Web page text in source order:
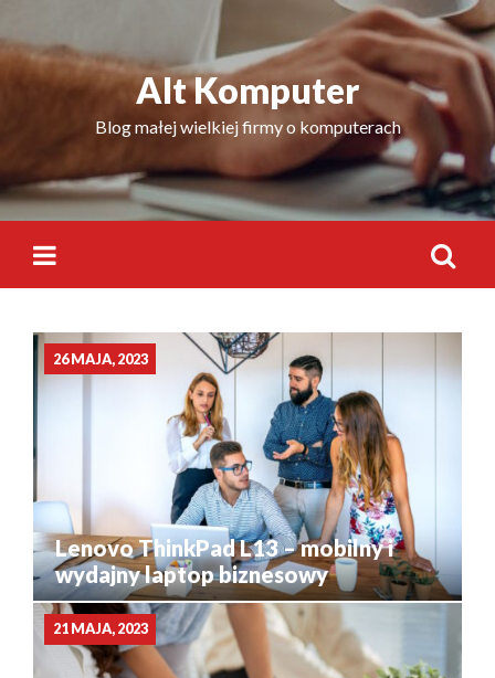
to
content
Alt Komputer
Blog małej wielkiej firmy o komputerach
26 MAJA, 2023
Lenovo ThinkPad L13 – mobilny i
wydajny laptop biznesowy
21 MAJA, 2023